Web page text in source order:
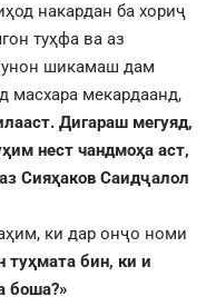
накардан ба хориҷ
туҳфа ва аз
шикамаш дам
масхара мекардаанд,
Дигараш мегуяд,
нест чандмоҳа аст,
Сияҳаков Саидҷалол
ки дар онҷо номи
туҳмата бин, ки и
боша?»